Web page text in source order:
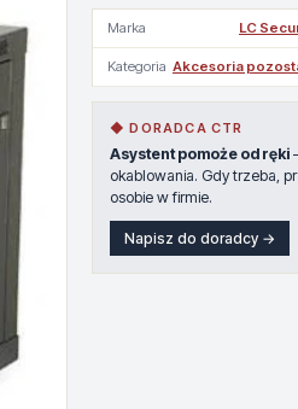
Marka LC
Kategoria Akcesoria
◆ DORADCA CTR
Asystent pomoże od ręki
okablowania. Gdy trzeba,
osobie w firmie.
Napisz do doradcy →